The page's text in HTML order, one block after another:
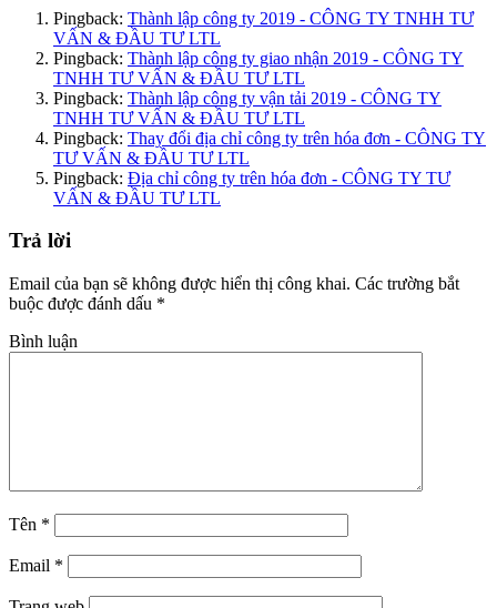
Pingback: Thành lập công ty 2019 - CÔNG TY TNHH TƯ
VẤN & ĐẦU TƯ LTL
Pingback: Thành lập công ty giao nhận 2019 - CÔNG TY
TNHH TƯ VẤN & ĐẦU TƯ LTL
Pingback: Thành lập công ty vận tải 2019 - CÔNG TY
TNHH TƯ VẤN & ĐẦU TƯ LTL
Pingback: Thay đổi địa chỉ công ty trên hóa đơn - CÔNG TY
TƯ VẤN & ĐẦU TƯ LTL
Pingback: Địa chỉ công ty trên hóa đơn - CÔNG TY TƯ
VẤN & ĐẦU TƯ LTL
Trả lời
Email của bạn sẽ không được hiển thị công khai. Các trường bắt
buộc được đánh dấu *
Bình luận
Tên *
Email *